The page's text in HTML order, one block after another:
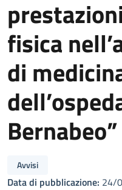
fisica
di
Avvisi
Data di pubblicazione: 24/